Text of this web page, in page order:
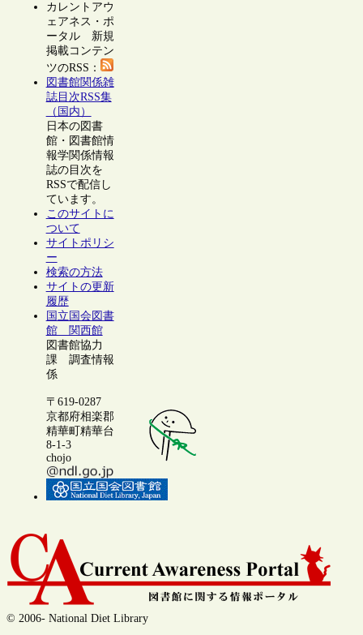
カレントアウ
ェアネス・ポ
ータル 新規
掲載コンテン
ツのRSS：
図書館関係雑
誌目次RSS集
（国内）
日本の図書
館・図書館情
報学関係情報
誌の目次を
RSSで配信し
ています。
このサイトに
ついて
サイトポリシ
ー
検索の方法
サイトの更新
履歴
国立国会図書
館 関西館
図書館協力
課 調査情報
係
〒619-0287
京都府相楽郡
精華町精華台
8-1-3
chojo
© 2006- National Diet Library